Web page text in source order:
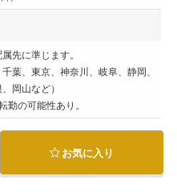
先に準じます。
葉、東京、神奈川、岐阜、静岡、
岡山など）
の可能性あり。
お気に入り